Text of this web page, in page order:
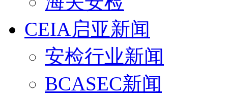
CEIA启亚新闻
安检行业新闻
BCASEC新闻